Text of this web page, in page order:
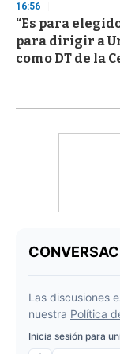
16:56
“Es para
para dirigir a
como DT de la